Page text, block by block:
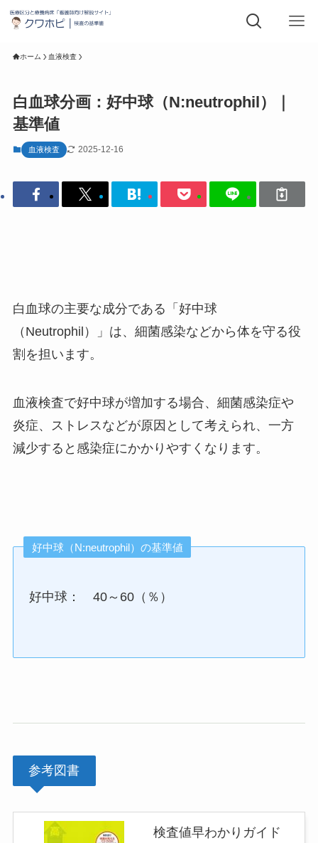
ホーム 血液検査
白血球分画：好中球（N:neutrophil）｜
基準値
血液検査 2025-12-16
白血球の主要な成分である「好中球
（Neutrophil）」は、細菌感染などから体を守る役
割を担います。
血液検査で好中球が増加する場合、細菌感染症や
炎症、ストレスなどが原因として考えられ、一方
減少すると感染症にかかりやすくなります。
好中球（N:neutrophil）の基準値
好中球： 40～60（％）
参考図書
検査値早わかりガイド